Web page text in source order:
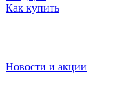
Как купить
Новости и акции